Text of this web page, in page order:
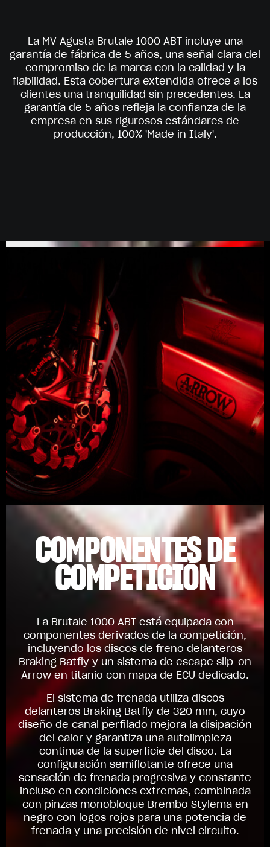
La MV Agusta Brutale 1000 ABT incluye una
garantía de fábrica de 5 años, una señal clara del
compromiso de la marca con la calidad y la
fiabilidad. Esta cobertura extendida ofrece a los
clientes una tranquilidad sin precedentes. La
garantía de 5 años refleja la confianza de la
empresa en sus rigurosos estándares de
producción, 100% 'Made in Italy'.
COMPONENTES DE
COMPETICIÓN
La Brutale 1000 ABT está equipada con
componentes derivados de la competición,
incluyendo los discos de freno delanteros
Braking Batfly y un sistema de escape slip-on
Arrow en titanio con mapa de ECU dedicado.
El sistema de frenada utiliza discos
delanteros Braking Batfly de 320 mm, cuyo
diseño de canal perfilado mejora la disipación
del calor y garantiza una autolimpieza
continua de la superficie del disco. La
configuración semiflotante ofrece una
sensación de frenada progresiva y constante
incluso en condiciones extremas, combinada
con pinzas monobloque Brembo Stylema en
negro con logos rojos para una potencia de
frenada y una precisión de nivel circuito.